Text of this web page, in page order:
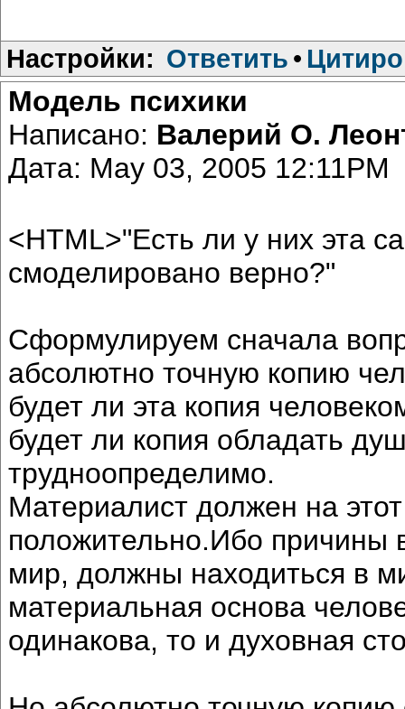
Настройки: Ответить •
Модель психики
Написано: Валерий О.
Дата: May 03, 2005 12:11PM
<HTML>"Есть ли у них эта
смоделировано верно?"
Сформулируем сначала
абсолютно точную копию
будет ли эта копия
будет ли копия обладать
трудноопределимо.
Материалист должен на
положительно.Ибо причины
мир, должны находиться в
материальная основа
одинакова, то и духовная